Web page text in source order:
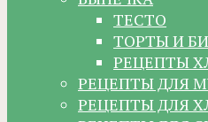
ТЕСТО
ТОРТЫ И
РЕЦЕПТЫ
РЕЦЕПТЫ ДЛЯ
РЕЦЕПТЫ ДЛЯ